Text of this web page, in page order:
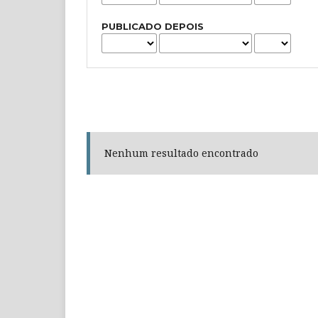
PUBLICADO DEPOIS
Nenhum resultado encontrado